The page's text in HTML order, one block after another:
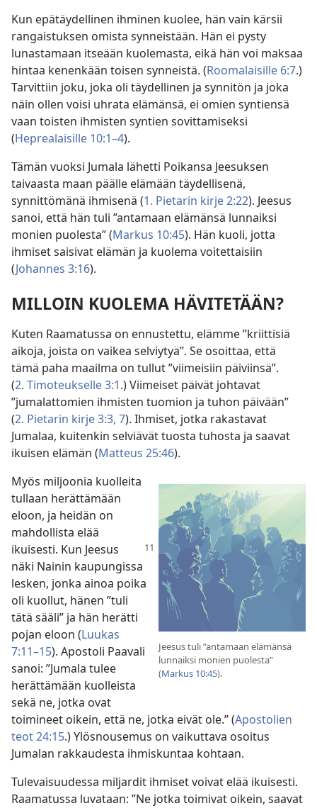
Kun epätäydellinen ihminen kuolee, hän vain kärsii
rangaistuksen omista synneistään. Hän ei pysty
lunastamaan itseään kuolemasta, eikä hän voi maksaa
hintaa kenenkään toisen synneistä. (Roomalaisille 6:7.)
Tarvittiin joku, joka oli täydellinen ja synnitön ja joka
näin ollen voisi uhrata elämänsä, ei omien syntiensä
vaan toisten ihmisten syntien sovittamiseksi
(Heprealaisille 10:1–4).
Tämän vuoksi Jumala lähetti Poikansa Jeesuksen
taivaasta maan päälle elämään täydellisenä,
synnittömänä ihmisenä (1. Pietarin kirje 2:22). Jeesus
sanoi, että hän tuli ”antamaan elämänsä lunnaiksi
monien puolesta” (Markus 10:45). Hän kuoli, jotta
ihmiset saisivat elämän ja kuolema voitettaisiin
(Johannes 3:16).
MILLOIN KUOLEMA HÄVITETÄÄN?
Kuten Raamatussa on ennustettu, elämme ”kriittisiä
aikoja, joista on vaikea selviytyä”. Se osoittaa, että
tämä paha maailma on tullut ”viimeisiin päiviinsä”.
(2. Timoteukselle 3:1.) Viimeiset päivät johtavat
”jumalattomien ihmisten tuomion ja tuhon päivään”
(2. Pietarin kirje 3:3, 7). Ihmiset, jotka rakastavat
Jumalaa, kuitenkin selviävät tuosta tuhosta ja saavat
ikuisen elämän (Matteus 25:46).
Jeesus tuli ”antamaan elämänsä
lunnaiksi monien puolesta”
(Markus 10:45).
Myös miljoonia kuolleita
tullaan herättämään
eloon, ja heidän on
mahdollista elää
ikuisesti. Kun Jeesus
näki Nainin kaupungissa
lesken, jonka ainoa poika
oli kuollut, hänen ”tuli
tätä sääli” ja hän herätti
pojan eloon (Luukas
7:11–15). Apostoli Paavali
sanoi: ”Jumala tulee
herättämään kuolleista
sekä ne, jotka ovat
toimineet oikein, että ne, jotka eivät ole.” (Apostolien
teot 24:15.) Ylösnousemus on vaikuttava osoitus
Jumalan rakkaudesta ihmiskuntaa kohtaan.
Tulevaisuudessa miljardit ihmiset voivat elää ikuisesti.
Raamatussa luvataan: ”Ne jotka toimivat oikein, saavat